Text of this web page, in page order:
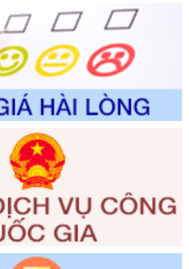
UBND
mục thủ tục hành chính sửa
Quy trình nội bộ, quy trình điện tử
chính lĩnh vực biến đổi khí hậu
của Sở Nông nghiệp và Môi
UBND
mục thủ tục hành chính được sửa
quy trình nội bộ, quy trình điện tử
chính trong lĩnh vực Luật sư thuộc
lý của Sở Tư pháp
NĐ-CP
NĐ-CP của Chính phủ: Quy